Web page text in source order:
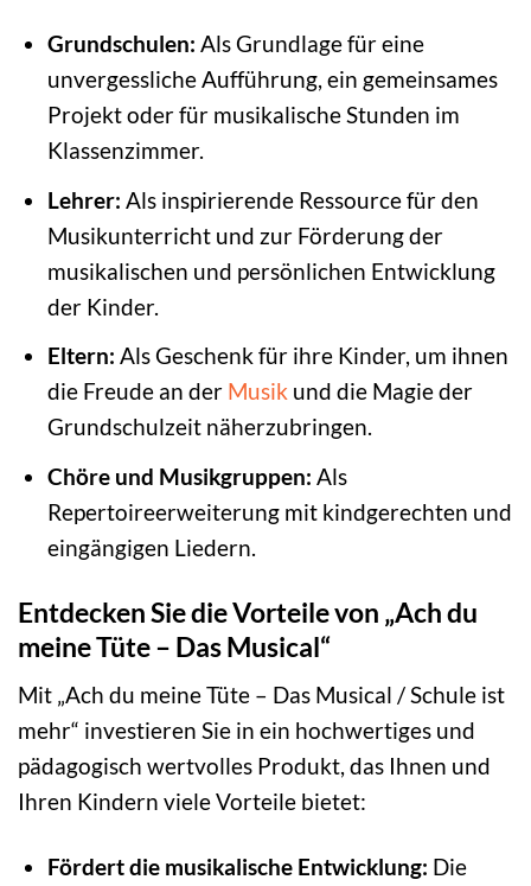
Grundschulen: Als Grundlage für eine
unvergessliche Aufführung, ein gemeinsames
Projekt oder für musikalische Stunden im
Klassenzimmer.
Lehrer: Als inspirierende Ressource für den
Musikunterricht und zur Förderung der
musikalischen und persönlichen Entwicklung
der Kinder.
Eltern: Als Geschenk für ihre Kinder, um ihnen
die Freude an der Musik und die Magie der
Grundschulzeit näherzubringen.
Chöre und Musikgruppen: Als
Repertoireerweiterung mit kindgerechten und
eingängigen Liedern.
Entdecken Sie die Vorteile von „Ach du
meine Tüte – Das Musical“
Mit „Ach du meine Tüte – Das Musical / Schule ist
mehr“ investieren Sie in ein hochwertiges und
pädagogisch wertvolles Produkt, das Ihnen und
Ihren Kindern viele Vorteile bietet:
Fördert die musikalische Entwicklung: Die